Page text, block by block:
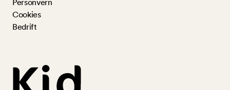
Personvern
Cookies
Bedrift